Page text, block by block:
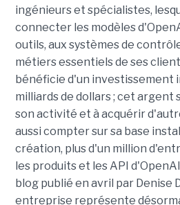
ingénieurs et spécialistes,
connecter les modèles
outils, aux systèmes de
métiers essentiels de ses
bénéficie d'un investissement
milliards de dollars ; cet argent
son activité et à acquérir
aussi compter sur sa base
création, plus d'un million
les produits et les API
blog publié en avril par Denise
entreprise représente